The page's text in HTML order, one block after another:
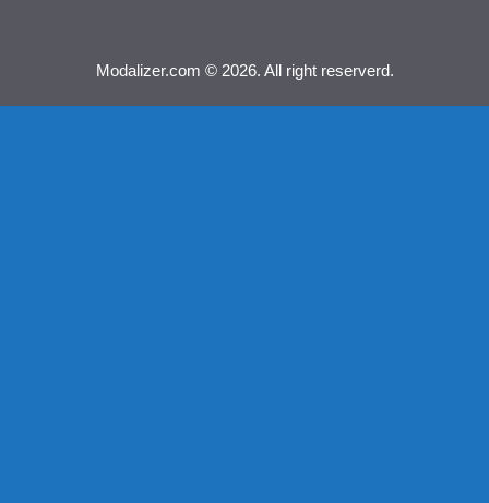
Modalizer.com © 2026. All right reserverd.